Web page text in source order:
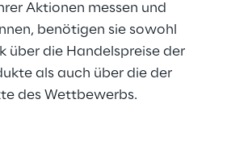
Aktionen messen und
benötigen sie sowohl
über die Handelspreise der
als auch über die der
des Wettbewerbs.